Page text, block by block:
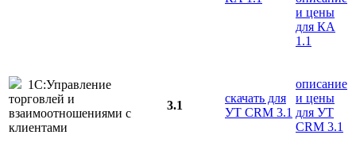
и цены
для КА
1.1
1С:Управление
торговлей и
взаимоотношениями с
клиентами
3.1
скачать для
УТ CRM 3.1
описание
и цены
для УТ
CRM 3.1